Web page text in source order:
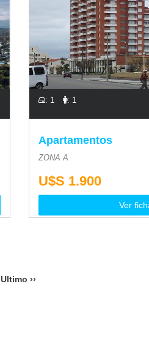
: 1 : 1
Apartamentos
ZONA A
U$S 1.900
Ver
Ultimo ››